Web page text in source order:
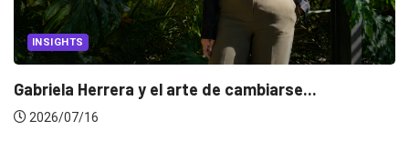
INSIGHTS
Gabriela Herrera y el arte de cambiarse...
2026/07/16